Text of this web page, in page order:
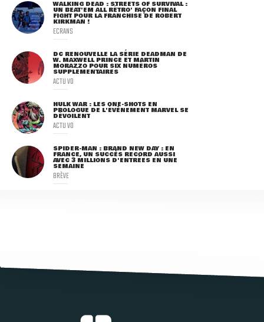
WALKING DEAD : STREETS OF SURVIVAL :
UN BEAT'EM ALL RÉTRO' FAÇON FINAL
FIGHT POUR LA FRANCHISE DE ROBERT
KIRKMAN !
ECRANS
DC RENOUVELLE LA SÉRIE DEADMAN DE
W. MAXWELL PRINCE ET MARTIN
MORAZZO POUR SIX NUMÉROS
SUPPLÉMENTAIRES
ACTU VO
HULK WAR : LES ONE-SHOTS EN
PROLOGUE DE L'ÉVÈNEMENT MARVEL SE
DÉVOILENT
ACTU VO
SPIDER-MAN : BRAND NEW DAY : EN
FRANCE, UN SUCCÈS RECORD AUSSI
AVEC 3 MILLIONS D'ENTRÉES EN UNE
SEMAINE
BRÈVE